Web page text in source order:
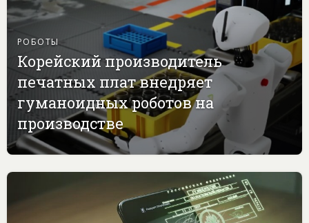
РОБОТЫ
Корейский производитель
печатных плат внедряет
гуманоидных роботов на
производстве